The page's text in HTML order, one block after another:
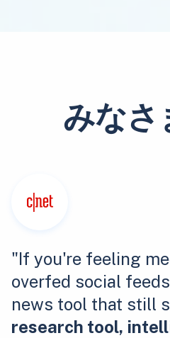
みなさ
"If you're feeling
overfed social
news tool that still
research tool,